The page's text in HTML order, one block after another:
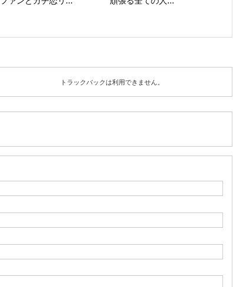
トラックバックは利用できません。